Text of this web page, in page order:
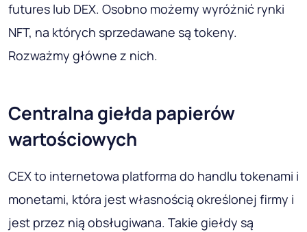
futures lub DEX. Osobno możemy wyróżnić rynki
NFT, na których sprzedawane są tokeny.
Rozważmy główne z nich.
Centralna giełda papierów
wartościowych
CEX to internetowa platforma do handlu tokenami i
monetami, która jest własnością określonej firmy i
jest przez nią obsługiwana. Takie giełdy są